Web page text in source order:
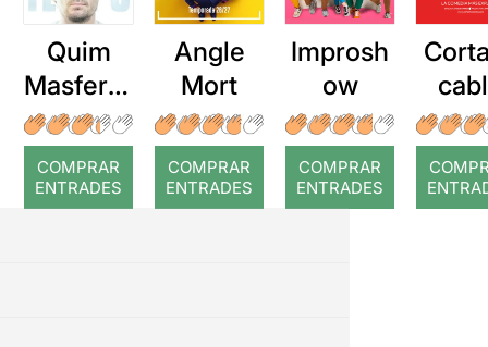
Quim
Masferre
r: Temps
COMPRAR
ENTRADES
Angle
Mort
COMPRAR
ENTRADES
Improsh
ow
COMPRAR
ENTRADES